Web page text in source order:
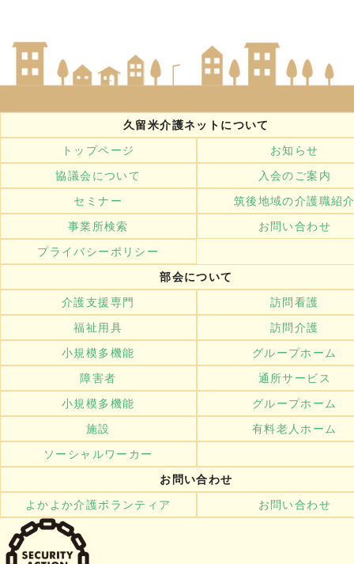
久留米介護ネットについて
トップページ
お知らせ
協議会について
入会のご案内
セミナー
筑後地域の介護職紹
事業所検索
お問い合わせ
プライバシーポリシー
部会について
介護支援専門
訪問看護
福祉用具
訪問介護
小規模多機能
グループホーム
障害者
通所サービス
小規模多機能
グループホーム
施設
有料老人ホーム
ソーシャルワーカー
お問い合わせ
よかよか介護ボランティア
お問い合わせ